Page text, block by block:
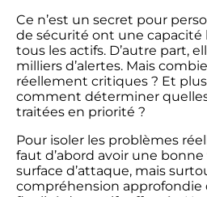
Ce n’est un secret pour
de sécurité ont une
tous les actifs. D’autre part,
milliers d’alertes. Mais
réellement critiques ? Et
comment déterminer
traitées en priorité ?
Pour isoler les problèmes
faut d’abord avoir une
surface d’attaque, mais
compréhension approfondie